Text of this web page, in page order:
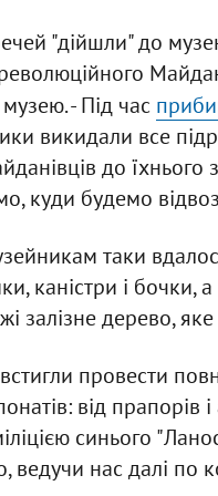
"дійшли" до
- Під час
викидали все
до
куди будемо
таки
каністри і бочки,
залізне дерево,
провести
від прапорів
синього
ведучи нас далі по